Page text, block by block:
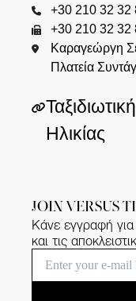
+30 210 32 32
+30 210 32 32
Καραγεώργη
Πλατεία
Ηλικίας
JOIN VERSUS
Κάνε εγγραφή
και τις